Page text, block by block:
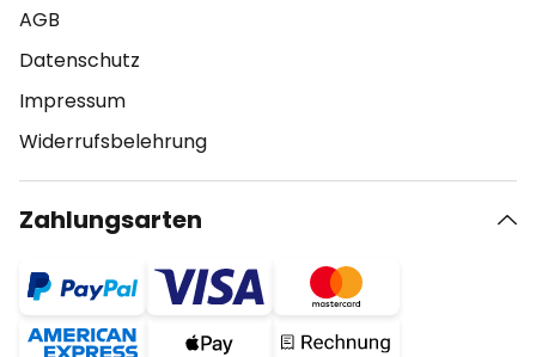
AGB
Datenschutz
Impressum
Widerrufsbelehrung
Zahlungsarten